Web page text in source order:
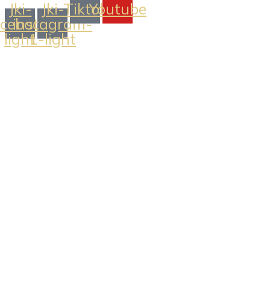
Jki-
light
Jki-
instagram-
1-light
TiktokYoutube